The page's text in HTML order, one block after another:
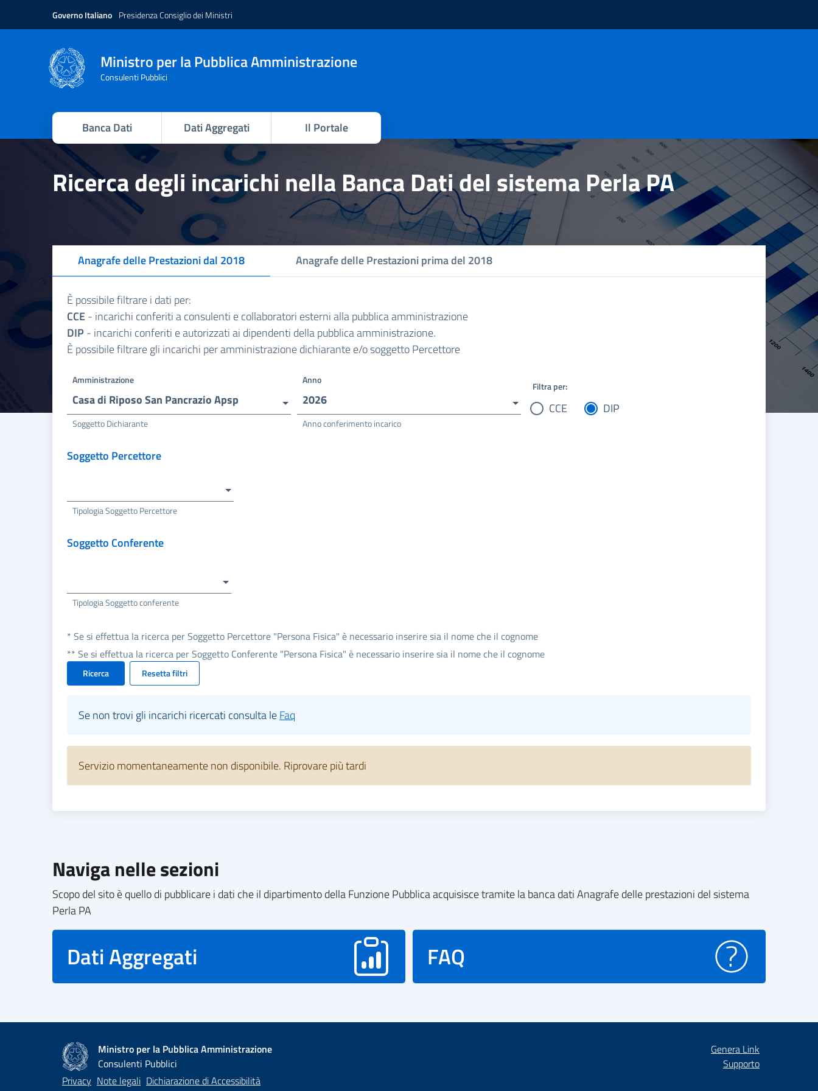
Governo Italiano Presidenza Consiglio dei Ministri
Ministro per la Pubblica Amministrazione
Consulenti Pubblici
Banca Dati Dati Aggregati Il Portale
Ricerca degli incarichi nella Banca Dati del sistema Perla PA
Anagrafe delle Prestazioni dal 2018 Anagrafe delle Prestazioni prima del 2018
È possibile filtrare i dati per:
CCE- incarichi conferiti a consulenti e collaboratori esterni alla pubblica amministrazione
DIP - incarichi conferiti e autorizzati ai dipendenti della pubblica amministrazione.
È possibile filtrare gli incarichi per amministrazione dichiarante e/o soggetto Percettore
Amministrazione
Casa di Riposo San Pancrazio Apsp
Soggetto Dichiarante
Anno
2026
Anno conferimento incarico
Filtra per:
CCE DIP
Soggetto Percettore
Tipologia Soggetto Percettore
Soggetto Conferente
Tipologia Soggetto conferente
* Se si effettua la ricerca per Soggetto Percettore "Persona Fisica" è necessario inserire sia il nome che il cognome
** Se si effettua la ricerca per Soggetto Conferente "Persona Fisica" è necessario inserire sia il nome che il cognome
Ricerca Resetta filtri
Se non trovi gli incarichi ricercati consulta leFaq
Servizio momentaneamente non disponibile. Riprovare più tardi
Naviga nelle sezioni
Scopo del sito è quello di pubblicare i dati che il dipartimento della Funzione Pubblica acquisisce tramite la banca dati Anagrafe delle prestazioni del sistema
Perla PA
Dati Aggregati FAQ
Ministro per la Pubblica Amministrazione
Consulenti Pubblici
Privacy Note legali Dichiarazione di Accessibilità
Genera Link
Supporto